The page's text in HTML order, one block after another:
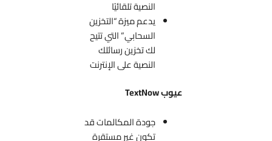
النصية تلقائيًا
يدعم ميزة “التخزين
السحابي” التي تتيح
لك تخزين رسائلك
النصية على الإنترنت
عيوب TextNow
جودة المكالمات قد
تكون غير مستقرة